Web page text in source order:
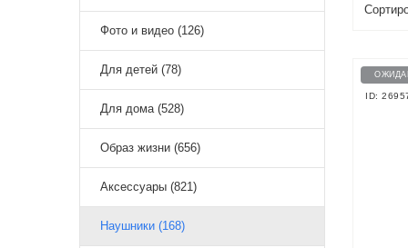
Фото и видео (126)
Для детей (78)
Для дома (528)
Образ жизни (656)
Аксессуары (821)
Наушники (168)
ID: